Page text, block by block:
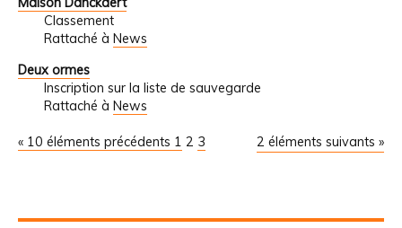
Classement
Rattaché à News
Deux ormes
Inscription sur la liste de sauvegarde
Rattaché à News
« 10 éléments précédents 2 éléments suivants »
1 2 3